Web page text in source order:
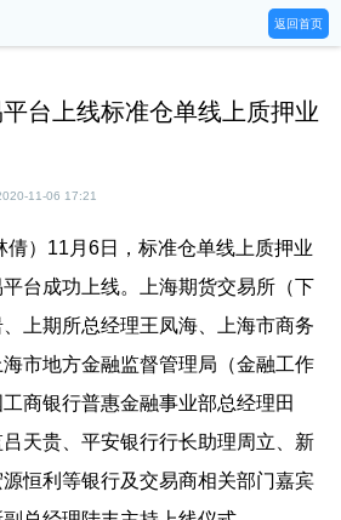
返回首页
平台上线标准仓单线上质押业
11-06 17:21
）11月6日，标准仓单线上质押业
台成功上线。上海期货交易所（下
上期所总经理王凤海、上海市商务
市地方金融监督管理局（金融工作
商银行普惠金融事业部总经理田
天贵、平安银行行长助理周立、新
恒利等银行及交易商相关部门嘉宾